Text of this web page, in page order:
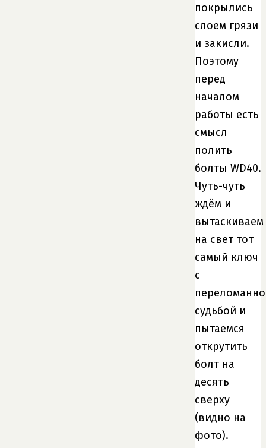
покрылись
слоем грязи
и закисли.
Поэтому
перед
началом
работы есть
смысл
полить
болты WD40.
Чуть-чуть
ждём и
вытаскиваем
на свет тот
самый ключ
с
судьбой и
пытаемся
открутить
болт на
десять
сверху
(видно на
фото).